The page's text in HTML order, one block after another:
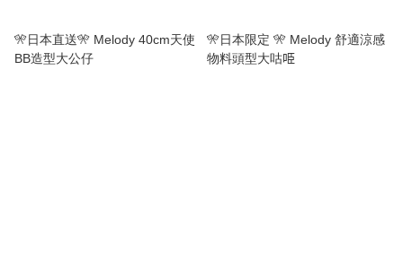
🎌日本直送🎌 Melody 40cm天使
BB造型大公仔
🎌日本限定 🎌 Melody 舒適涼感
物料頭型大咕𠱸